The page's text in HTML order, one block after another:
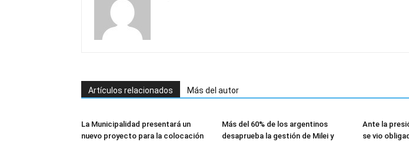
Artículos relacionados Más del autor
La Municipalidad presentará un
nuevo proyecto para la colocación
Más del 60% de los argentinos
desaprueba la gestión de Milei y
Ante la
se vio